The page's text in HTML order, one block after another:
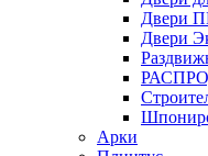
Двери
Двери
Арки